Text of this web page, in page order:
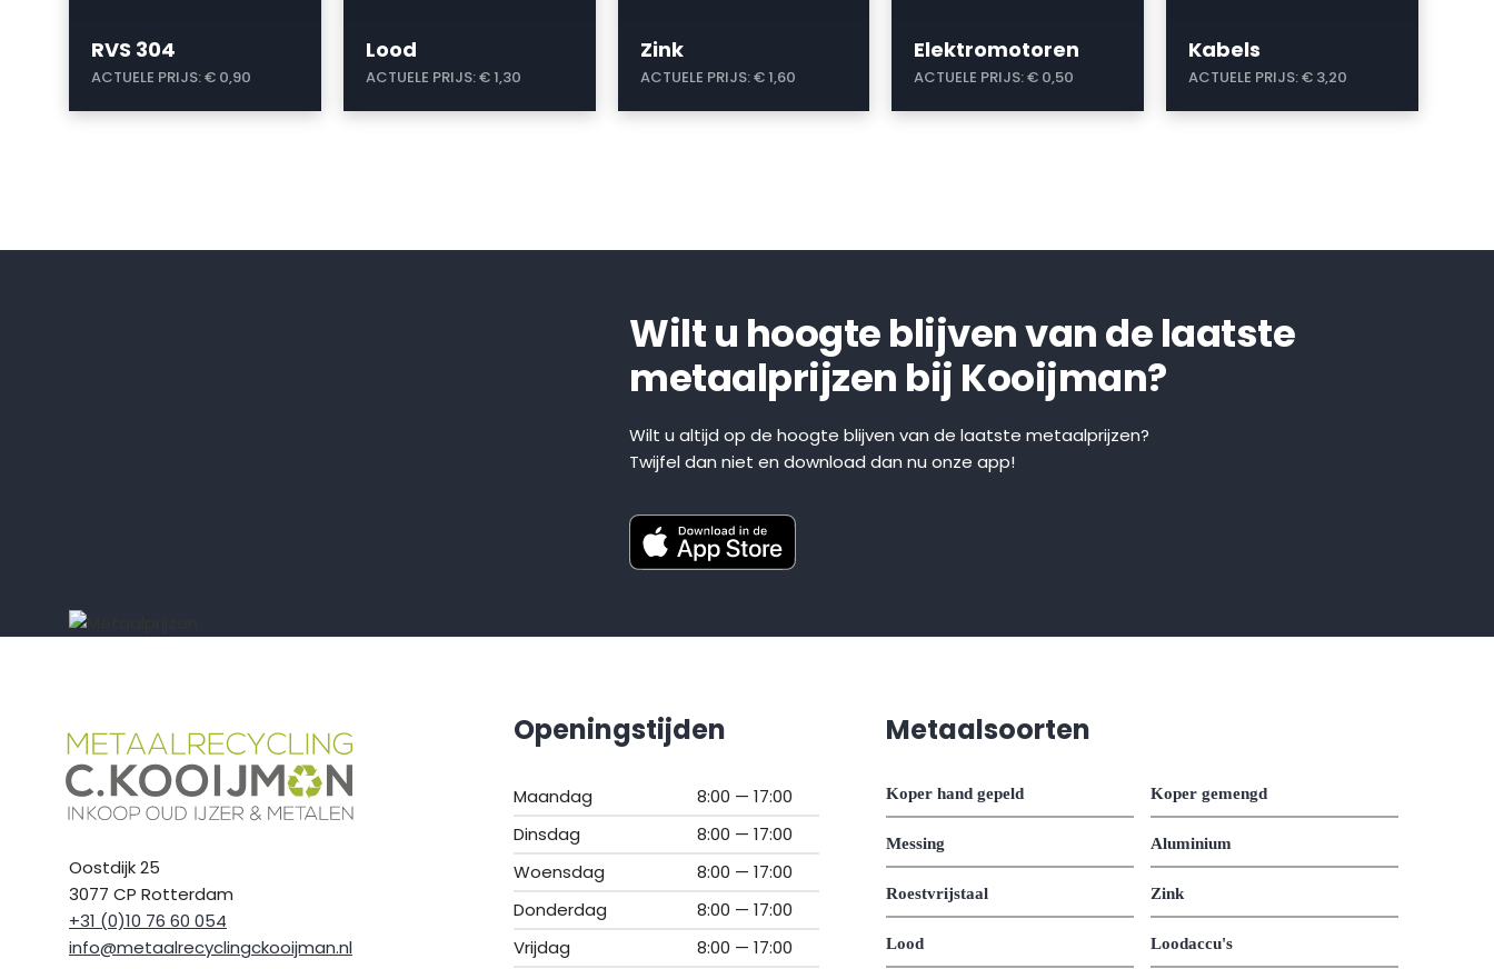
RVS 304
ACTUELE PRIJS:€ 0,90
Lood
ACTUELE PRIJS:€ 1,30
Zink
ACTUELE PRIJS:€ 1,60
Elektromotoren
ACTUELE PRIJS:€ 0,50
Kabels
ACTUELE PRIJS:€ 3,20
Wilt u hoogte blijven van de laatste
metaalprijzen bij Kooijman?
Wilt u altijd op de hoogte blijven van de laatste metaalprijzen?
Twijfel dan niet en download dan nu onze app!
Oostdijk 25
3077 CP Rotterdam
+31 (0)10 76 60 054
info@metaalrecyclingckooijman.nl
Openingstijden
Maandag
8:00 — 17:00
Dinsdag
8:00 — 17:00
Woensdag
8:00 — 17:00
Donderdag
8:00 — 17:00
Vrijdag
8:00 — 17:00
Metaalsoorten
Koper hand gepeld Koper gemengd
Messing Aluminium
Roestvrijstaal Zink
Lood Loodaccu's